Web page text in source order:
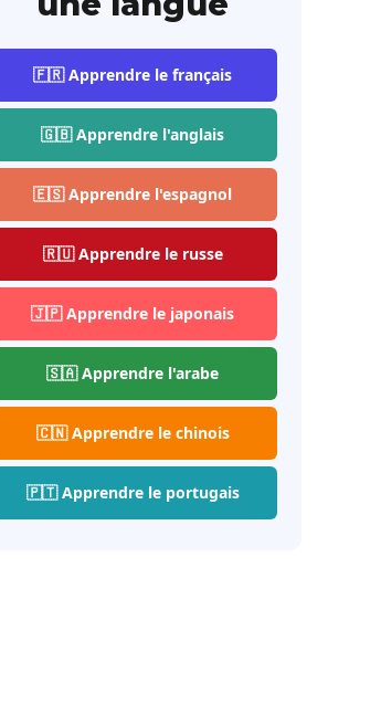
🇫🇷 Apprendre le français
🇬🇧 Apprendre l'anglais
🇪🇸 Apprendre l'espagnol
🇷🇺 Apprendre le russe
🇯🇵 Apprendre le japonais
🇸🇦 Apprendre l'arabe
🇨🇳 Apprendre le chinois
🇵🇹 Apprendre le portugais